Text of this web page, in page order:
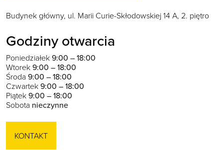
Budynek główny, ul. Marii Curie-Skłodowskiej 14 A, 2. piętro
Godziny otwarcia
Poniedziałek9:00 – 18:00
Wtorek9:00 – 18:00
Środa 9:00 – 18:00
Czwartek9:00 – 18:00
Piątek9:00 – 18:00
Sobota nieczynne
KONTAKT